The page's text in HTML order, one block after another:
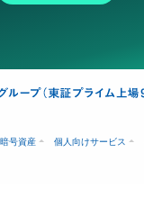
暗号資産 個人向けサービス